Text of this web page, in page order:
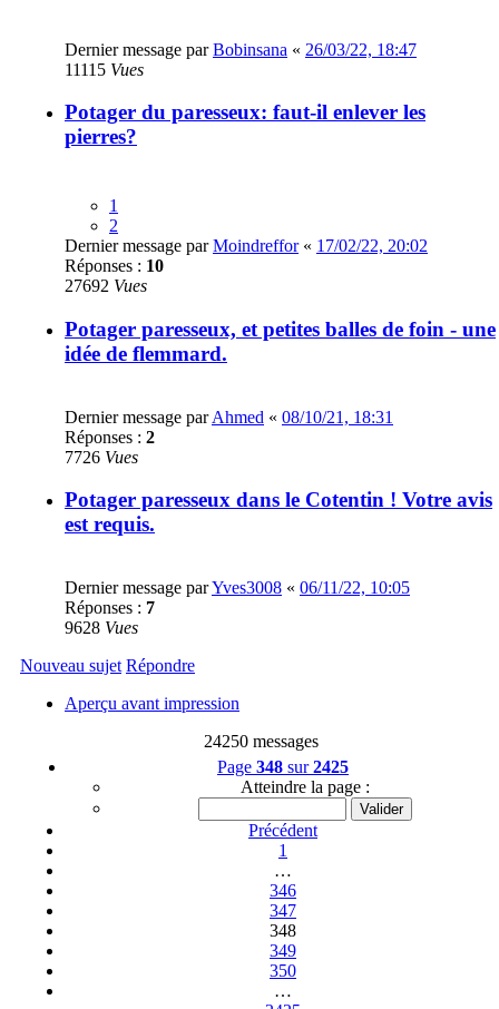
Dernier message parBobinsana « 26/03/22, 18:47
11115 Vues
Potager du paresseux: faut-il enlever les
pierres?
1
2
Dernier message parMoindreffor« 17/02/22, 20:02
Réponses : 10
27692 Vues
Potager paresseux, et petites balles de foin - une
idée de flemmard.
Dernier message parAhmed « 08/10/21, 18:31
Réponses : 2
7726 Vues
Potager paresseux dans le Cotentin ! Votre avis
est requis.
Dernier message parYves3008 « 06/11/22, 10:05
Réponses : 7
9628 Vues
Nouveau sujet Répondre
Aperçu avant impression
24250 messages
Page 348 sur2425
Atteindre la page :
Précédent
1
…
346
347
348
349
350
…